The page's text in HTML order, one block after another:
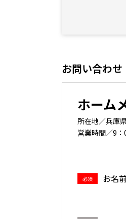
お問い合わせ
ホーム
所在地／兵庫
営業時間／9
必須 お名